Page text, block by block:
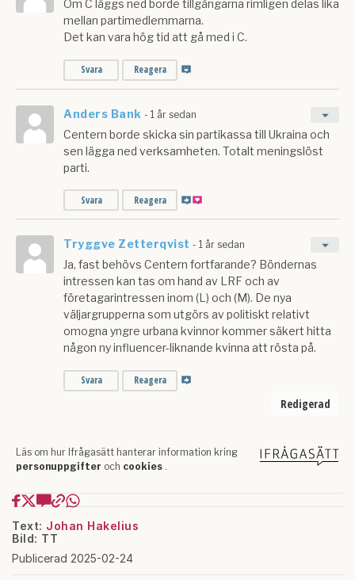
Text: Johan Hakelius
Bild: TT
Publicerad 2025-02-24